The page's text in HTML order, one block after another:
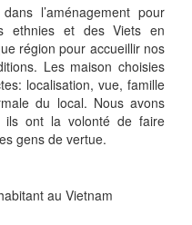
l’aménagement pour
ethnies et des Viets en
région pour accueillir nos
Les maison choisies
localisation, vue, famille
du local. Nous avons
ils ont la volonté de faire
gens de vertue.